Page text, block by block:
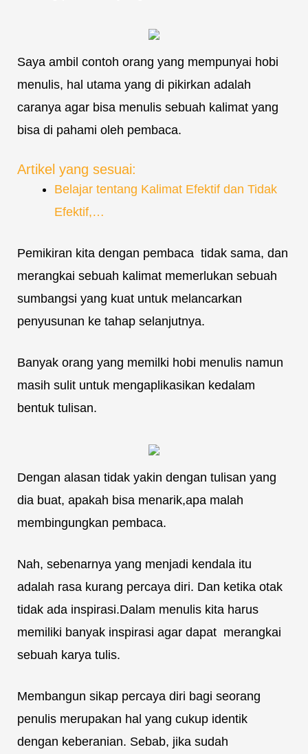
Saya ambil contoh orang yang mempunyai hobi
menulis, hal utama yang di pikirkan adalah
caranya agar bisa menulis sebuah kalimat yang
bisa di pahami oleh pembaca.
Artikel yang sesuai:
Belajar tentang Kalimat Efektif dan Tidak
Efektif,…
Pemikiran kita dengan pembaca tidak sama, dan
merangkai sebuah kalimat memerlukan sebuah
sumbangsi yang kuat untuk melancarkan
penyusunan ke tahap selanjutnya.
Banyak orang yang memilki hobi menulis namun
masih sulit untuk mengaplikasikan kedalam
bentuk tulisan.
Dengan alasan tidak yakin dengan tulisan yang
dia buat, apakah bisa menarik,apa malah
membingungkan pembaca.
Nah, sebenarnya yang menjadi kendala itu
adalah rasa kurang percaya diri. Dan ketika otak
tidak ada inspirasi.Dalam menulis kita harus
memiliki banyak inspirasi agar dapat merangkai
sebuah karya tulis.
Membangun sikap percaya diri bagi seorang
penulis merupakan hal yang cukup identik
dengan keberanian. Sebab, jika sudah